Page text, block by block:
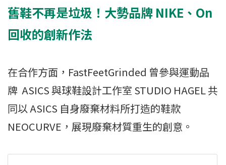
舊鞋不再是垃圾！大勢品牌 NIKE、On
回收的創新作法
在合作方面，FastFeetGrinded 曾參與運動品
牌 ASICS 與球鞋設計工作室 STUDIO HAGEL 共
同以 ASICS 自身廢棄材料所打造的鞋款
NEOCURVE，展現廢棄材質重生的創意。